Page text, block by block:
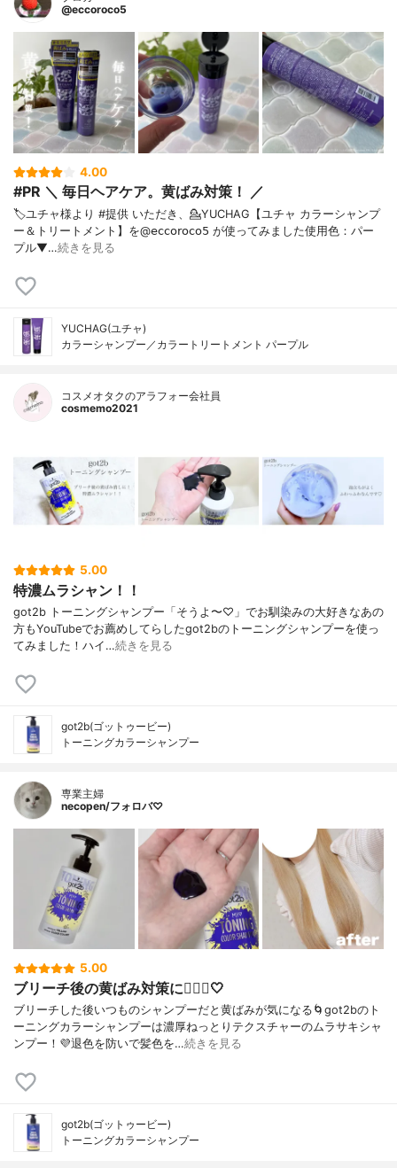
@eccoroco5
4.00
#PR ＼ 毎日ヘアケア。黄ばみ対策！ ／
🏷️ユチャ様より #提供 いただき、⁡💁YUCHAG【ユチャ カラーシャンプ
ー＆トリートメント】を@𝖾𝖼𝖼𝗈𝗋𝗈𝖼𝗈𝟧 が使ってみました⁡使用色：パー
プル⁡⁡▼…続きを見る
YUCHAG(ユチャ)
カラーシャンプー／カラートリートメント パープル
コスメオタクのアラフォー会社員
cosmemo2021
5.00
特濃ムラシャン！！
got2b トーニングシャンプー「そうよ〜♡」でお馴染みの大好きなあの
方もYouTubeでお薦めしてらしたgot2bのトーニングシャンプーを使っ
てみました！ハイ…続きを見る
got2b(ゴットゥービー)
トーニングカラーシャンプー
専業主婦
necopen/フォロバ♡
5.00
ブリーチ後の黄ばみ対策に💁🏼‍♀️🤍
ブリーチした後いつものシャンプーだと黄ばみが気になる🌀got2bのト
ーニングカラーシャンプーは濃厚ねっとりテクスチャーのムラサキシャ
ンプー！💜退色を防いで髪色を…続きを見る
got2b(ゴットゥービー)
トーニングカラーシャンプー